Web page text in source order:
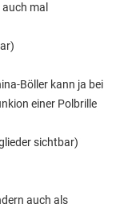
mal
Böller kann ja bei
einer Polbrille
sichtbar)
auch als